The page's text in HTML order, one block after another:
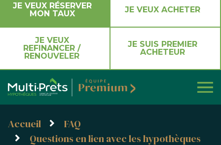
JE VEUX RÉSERVER
MON TAUX
JE VEUX ACHETER
JE VEUX
REFINANCER /
RENOUVELER
JE SUIS PREMIER
ACHETEUR
Accueil
FAQ
Questions en lien avec les hypothèques